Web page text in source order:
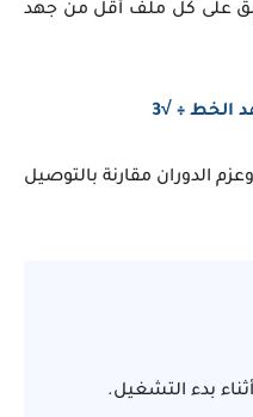
على كل ملف أقل من جهد
الخط ÷ √3
الدوران مقارنة بالتوصيل
بدء التشغيل.